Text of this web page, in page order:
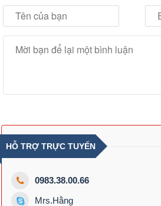
HỖ TRỢ TRỰC TUYẾN
0983.38.00.66
Mrs.Hằng